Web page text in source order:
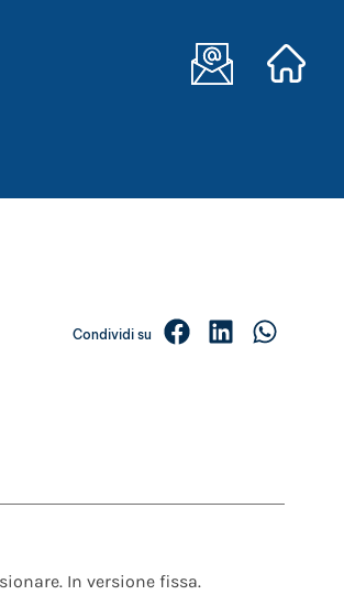
Condividi su
In versione fissa.